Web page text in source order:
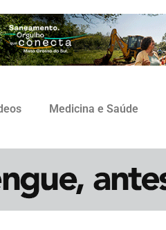
Medicina e Saúde